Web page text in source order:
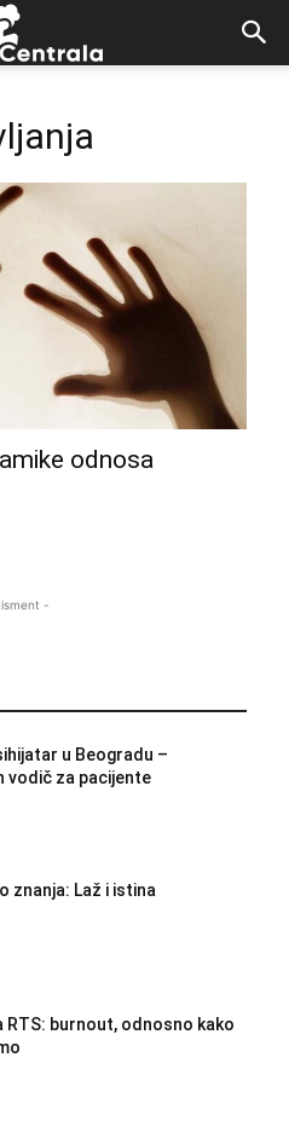
odnosa
-
u Beogradu –
vodič za pacijente
znanja: Laž i istina
RTS: burnout, odnosno kako